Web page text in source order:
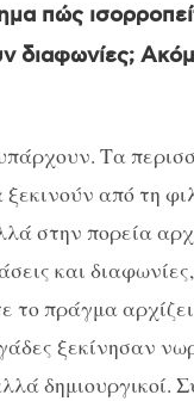
πώς
διαφωνίες;
Τα
από τη
στην πορεία
και
το πράγμα
ξεκίνησαν
δημιουργικοί.